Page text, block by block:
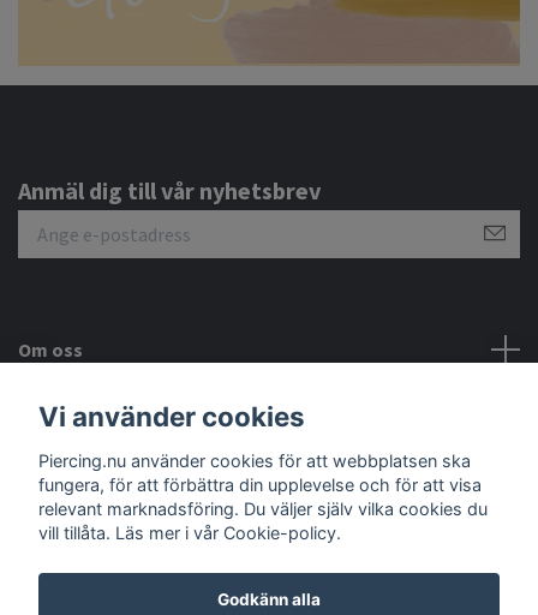
Anmäl dig till vår nyhetsbrev
Om oss
Kundtjänst
Sociala medier
Vi använder cookies
Piercing.nu använder cookies för att webbplatsen ska
fungera, för att förbättra din upplevelse och för att visa
relevant marknadsföring. Du väljer själv vilka cookies du
vill tillåta. Läs mer i vår Cookie-policy.
Godkänn alla